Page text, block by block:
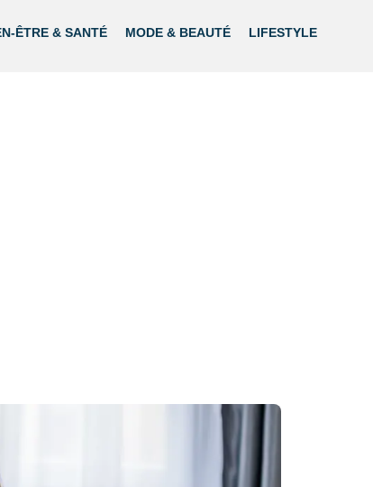
ÊTRE & SANTÉ MODE & BEAUTÉ LIFESTYLE